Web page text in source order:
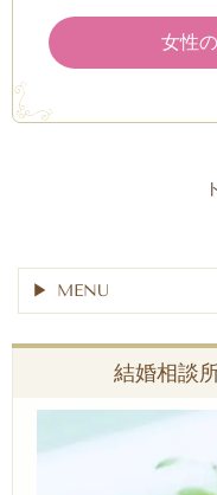
女性
MENU
結婚相談